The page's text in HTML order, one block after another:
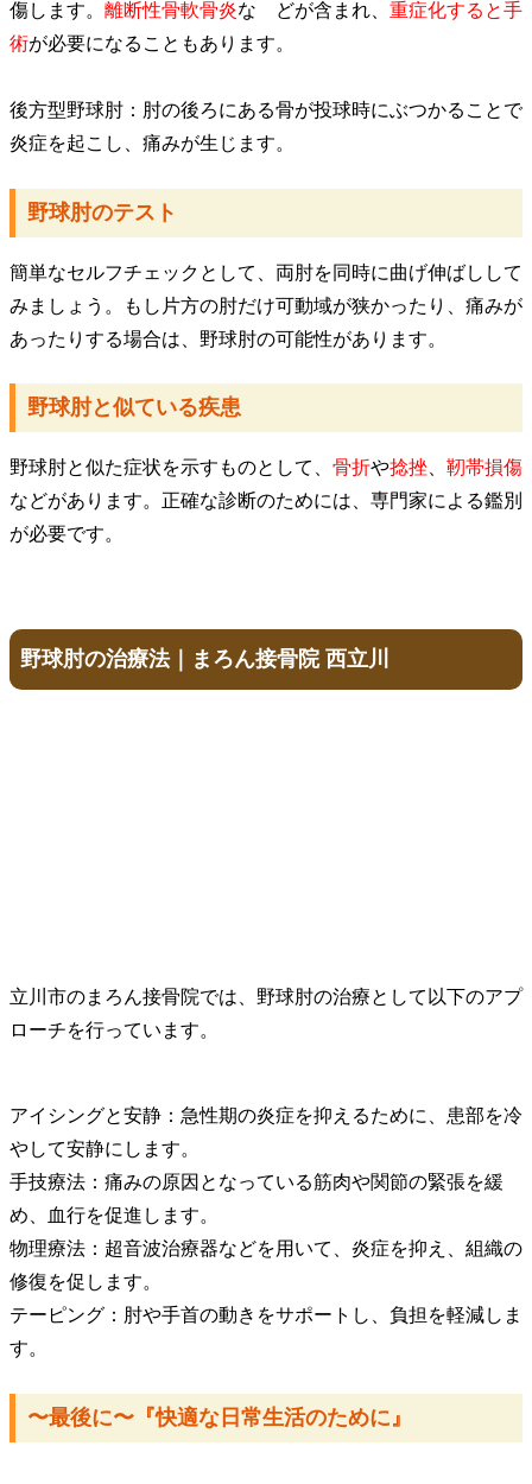
傷します。 離断性骨軟骨炎な どが含まれ、 重症化すると手
術が必要になることもあります。
後方型野球肘：肘の後ろにある骨が投球時にぶつかることで
炎症を起こし、痛みが生じます。
​野球肘のテスト
​簡単なセルフチェックとして、両肘を同時に曲げ伸ばしして
みましょう。もし片方の肘だけ可動域が狭かったり、痛みが
あったりする場合は、野球肘の可能性があります。
野球肘と似ている疾患
​野球肘と似た症状を示すものとして、 骨折や捻挫、 靭帯損傷
などがあります。正確な診断のためには、専門家による鑑別
が必要です。
野球肘の治療法｜まろん接骨院 西立川
​立川市のまろん接骨院では、野球肘の治療として以下のアプ
ローチを行っています。
アイシングと安静：急性期の炎症を抑えるために、患部を冷
やして安静にします。
​手技療法：痛みの原因となっている筋肉や関節の緊張を緩
め、血行を促進します。
物理療法：超音波治療器などを用いて、炎症を抑え、組織の
修復を促します。
テーピング：肘や手首の動きをサポートし、負担を軽減しま
す。
​〜最後に〜『快適な日常生活のために』